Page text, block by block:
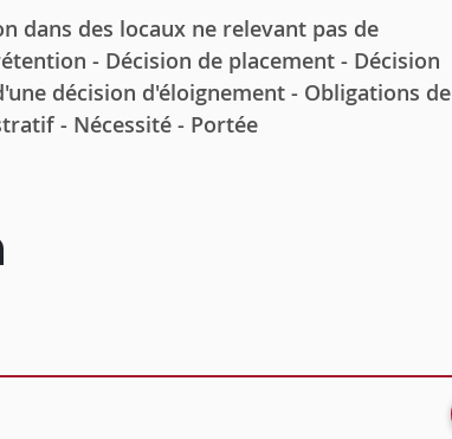
dans des locaux ne relevant pas de
- Décision de placement - Décision
décision d'éloignement - Obligations de
- Nécessité - Portée